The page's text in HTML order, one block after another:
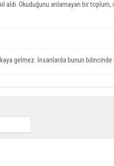
aldı. Okuduğunu anlamayan bir
gelmez. İnsanlarda bunun bilincinde